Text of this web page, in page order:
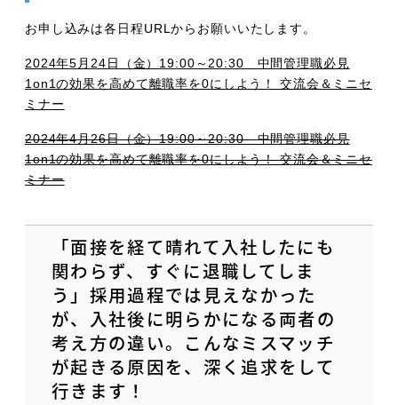
お申し込みは各日程URLからお願いいたします。
2024年5月24日（金）19:00～20:30 中間管理職必見
1on1の効果を高めて離職率を0にしよう！ 交流会＆ミニセ
ミナー
2024年4月26日（金）19:00～20:30 中間管理職必見
1on1の効果を高めて離職率を0にしよう！ 交流会＆ミニセ
ミナー
「面接を経て晴れて入社したにも
関わらず、すぐに退職してしま
う」採用過程では見えなかった
が、入社後に明らかになる両者の
考え方の違い。こんなミスマッチ
が起きる原因を、深く追求をして
行きます！